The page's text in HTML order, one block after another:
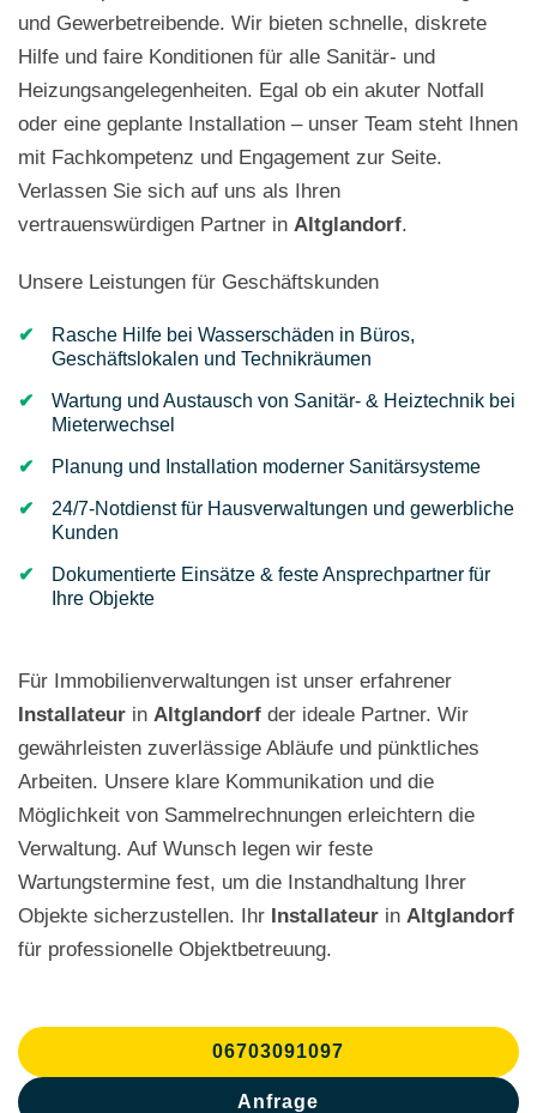
und Gewerbetreibende. Wir bieten schnelle, diskrete
Hilfe und faire Konditionen für alle Sanitär- und
Heizungsangelegenheiten. Egal ob ein akuter Notfall
oder eine geplante Installation – unser Team steht Ihnen
mit Fachkompetenz und Engagement zur Seite.
Verlassen Sie sich auf uns als Ihren
vertrauenswürdigen Partner in Altglandorf.
Unsere Leistungen für Geschäftskunden
Rasche Hilfe bei Wasserschäden in Büros,
Geschäftslokalen und Technikräumen
Wartung und Austausch von Sanitär- & Heiztechnik bei
Mieterwechsel
Planung und Installation moderner Sanitärsysteme
24/7-Notdienst für Hausverwaltungen und gewerbliche
Kunden
Dokumentierte Einsätze & feste Ansprechpartner für
Ihre Objekte
Für Immobilienverwaltungen ist unser erfahrener
Installateur in Altglandorf der ideale Partner. Wir
gewährleisten zuverlässige Abläufe und pünktliches
Arbeiten. Unsere klare Kommunikation und die
Möglichkeit von Sammelrechnungen erleichtern die
Verwaltung. Auf Wunsch legen wir feste
Wartungstermine fest, um die Instandhaltung Ihrer
Objekte sicherzustellen. Ihr Installateur in Altglandorf
für professionelle Objektbetreuung.
06703091097
Anfrage